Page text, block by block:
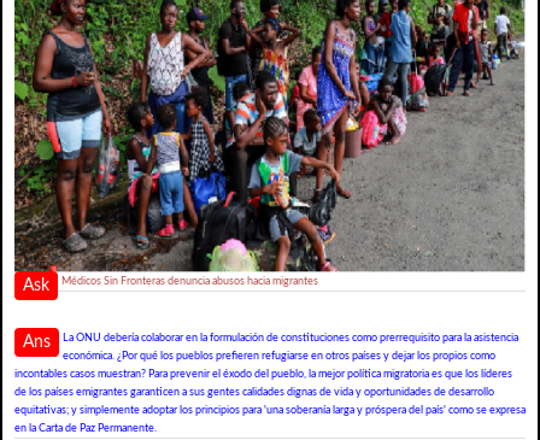
Ask Médicos Sin Fronteras denuncia abusos hacia migrantes
Ans
La ONU debería colaborar en la formulación de constituciones como prerrequisito para la asistencia
económica. ¿Por qué los pueblos prefieren refugiarse en otros países y dejar los propios como
incontables casos muestran? Para prevenir el éxodo del pueblo, la mejor política migratoria es que los líderes
de los países emigrantes garanticen a sus gentes calidades dignas de vida y oportunidades de desarrollo
equitativas; y simplemente adoptar los principios para 'una soberanía larga y próspera del país' como se expresa
en la Carta de Paz Permanente.